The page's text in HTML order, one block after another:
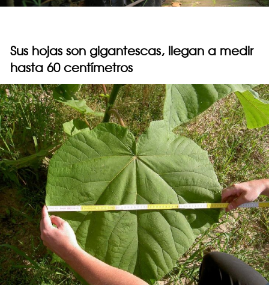
Sus hojas son gigantescas, llegan a medir
hasta 60 centímetros